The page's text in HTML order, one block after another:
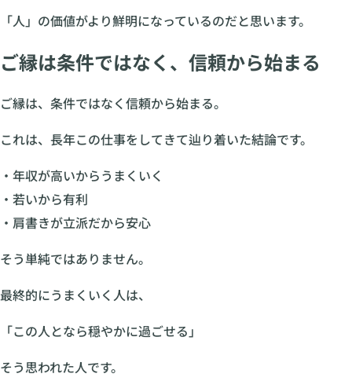
「人」の価値がより鮮明になっているのだと思います。
ご縁は条件ではなく、信頼から始まる
ご縁は、条件ではなく信頼から始まる。
これは、長年この仕事をしてきて辿り着いた結論です。
・年収が高いからうまくいく
・若いから有利
・肩書きが立派だから安心
そう単純ではありません。
最終的にうまくいく人は、
「この人となら穏やかに過ごせる」
そう思われた人です。